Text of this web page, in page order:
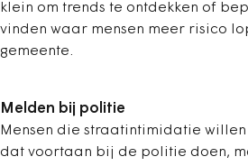
klein om trends te ontdekken of
vinden waar mensen meer risico
gemeente.
Melden bij politie
Mensen die straatintimidatie willen
dat voortaan bij de politie doen,